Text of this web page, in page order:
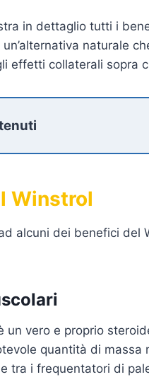
in dettaglio tutti i
naturale
effetti collaterali sopra
Winstrol
alcuni dei benefici
un vero e proprio
quantità di
tra i frequentatori di